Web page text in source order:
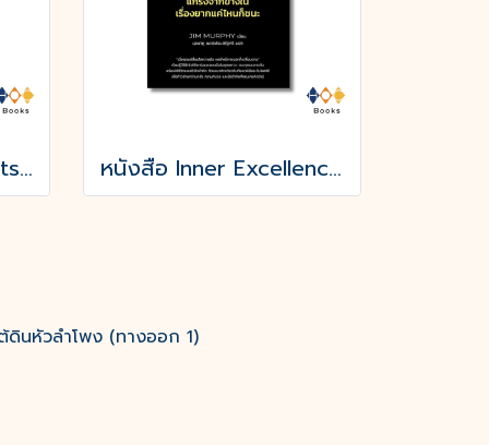
หนังสือ Nobody Wants Your Sht ไม่มีใครอยากได้สมบัติบ้าของคุณ หนังสือ Inner Excellence แกร่งจากข้างใน เรื่องยากแค่ไหนก็ชนะ
นหัวลำโพง (ทางออก 1)